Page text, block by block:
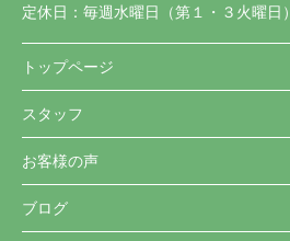
定休日： 毎週水曜日（第１・３火曜日）
トップページ
スタッフ
お客様の声
ブログ